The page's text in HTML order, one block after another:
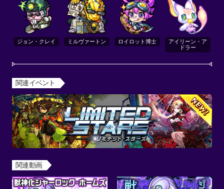
ジョン・クレイ ミルヴァートン ロイロット博士
アイリーン・ア
ドラー
関連イベント
関連動画